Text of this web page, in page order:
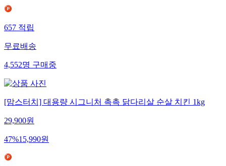
657적립
무료배송
4,552명구매중
[맘스터치] 대용량 시그니처 촉촉 닭다리살 순살 치킨 1kg
29,900원
47%15,990원